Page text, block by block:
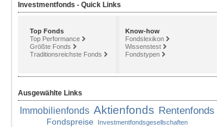
Investmentfonds - Quick Links
Top Fonds
Top Performance
Größte Fonds
Traditionsreichste Fonds
Know-how
Fondslexikon
Wissenstest
Fondstypen
Ausgewählte Links
Immobilienfonds Aktienfonds Rentenfonds
Fondspreise Investmentfondsgesellschaften